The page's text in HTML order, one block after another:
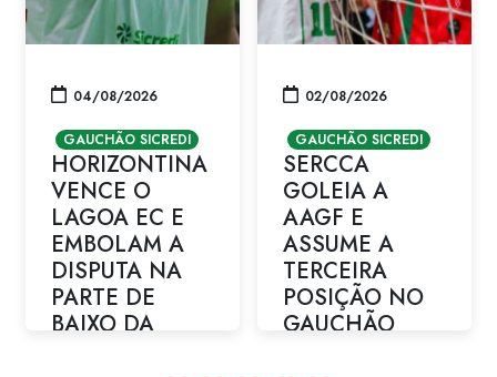
04/08/2026
GAUCHÃO SICREDI
HORIZONTINA
VENCE O
LAGOA EC E
EMBOLAM A
DISPUTA NA
PARTE DE
BAIXO DA
02/08/2026
GAUCHÃO SICREDI
SERCCA
GOLEIA A
AAGF E
ASSUME A
TERCEIRA
POSIÇÃO NO
GAUCHÃO